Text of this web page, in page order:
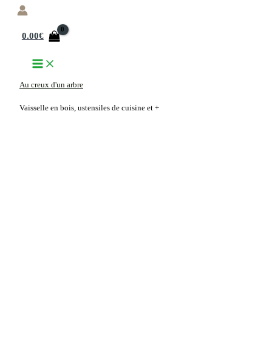
Aller
0.00€
Au creux d'un arbre
Vaisselle en bois, ustensiles de cuisine et +